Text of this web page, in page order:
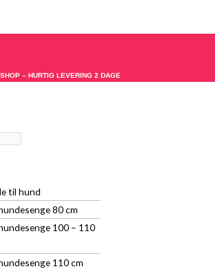
– HURTIG LEVERING 2 DAGE
til hund
80 cm
100 – 110
110 cm